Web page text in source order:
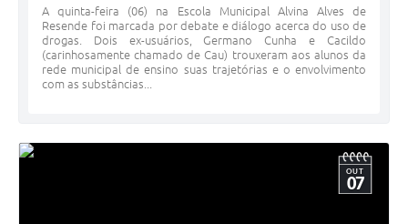
A quinta-feira (06) na Escola Municipal Alvina Alves de
Resende foi marcada por debate e diálogo acerca do uso de
drogas. Dois ex-usuários, Germano Cunha e Cacildo
(carinhosamente chamado de Cau) trouxeram aos alunos da
rede municipal de ensino suas trajetórias e o envolvimento
com as substâncias...
OUT
07